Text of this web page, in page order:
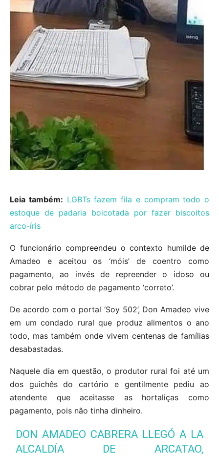
Leia também: LGBTs fazem fila e compram todo o
estoque de padaria boicotada por fazer biscoitos
arco-íris
O funcionário compreendeu o contexto humilde de
Amadeo e aceitou os ‘móis’ de coentro como
pagamento, ao invés de repreender o idoso ou
cobrar pelo método de pagamento ‘correto’.
De acordo com o portal ‘Soy 502’, Don Amadeo vive
em um condado rural que produz alimentos o ano
todo, mas também onde vivem centenas de famílias
desabastadas.
Naquele dia em questão, o produtor rural foi até um
dos guichês do cartório e gentilmente pediu ao
atendente que aceitasse as hortaliças como
pagamento, pois não tinha dinheiro.
DON AMADEO CABRERA LLEGÓ A LA
ALCALDÍA DE ARCATAO,